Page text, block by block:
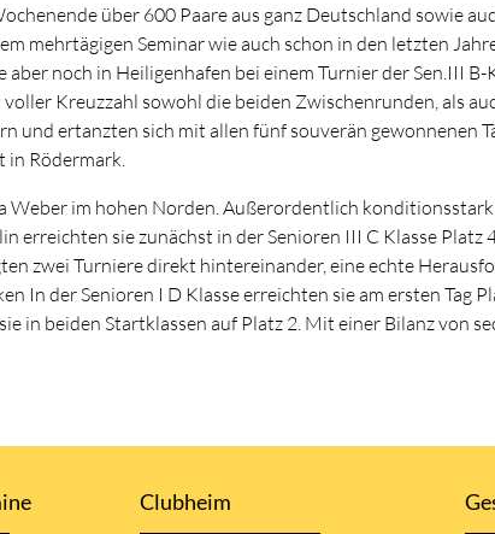
über 600 Paare aus ganz Deutschland sowie
mehrtägigen Seminar wie auch schon in den letzten
noch in Heiligenhafen bei einem Turnier der Sen.III B-
Kreuzzahl sowohl die beiden Zwischenrunden, als
und ertanzten sich mit allen fünf souverän gewonnenen
Rödermark.
im hohen Norden. Außerordentlich
erreichten sie zunächst in der Senioren III C Klasse Platz
zwei Turniere direkt hintereinander, eine echte
In der Senioren I D Klasse erreichten sie am ersten Tag
in beiden Startklassen auf Platz 2. Mit einer Bilanz von
Clubheim